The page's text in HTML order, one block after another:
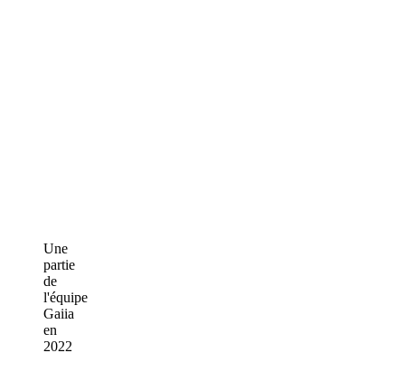
Une
partie
de
l'équipe
Gaiia
en
2022